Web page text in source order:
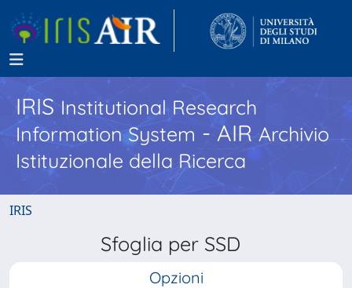
IRISInstitutional Research
Information System - AIR Archivio
Istituzionale della Ricerca
IRIS
Sfoglia per SSD
Opzioni